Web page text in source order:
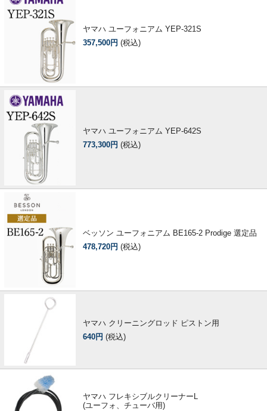
ヤマハ ユーフォニアム YEP-321S
357,500円 (税込)
ヤマハ ユーフォニアム YEP-642S
773,300円 (税込)
ベッソン ユーフォニアム BE165-2 Prodige 選定品
478,720円 (税込)
ヤマハ クリーニングロッド ピストン用
640円 (税込)
ヤマハ フレキシブルクリーナーL
(ユーフォ、チューバ用)